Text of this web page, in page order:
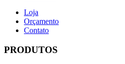
Loja
Orçamento
Contato
PRODUTOS